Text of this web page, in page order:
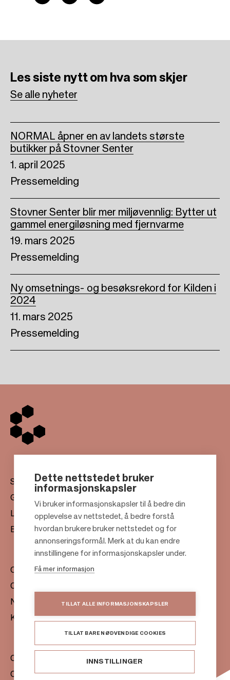
o
o r
d
Les siste nyttom hva som skjer
Se alle nyheter
1. april 2025
Pressemelding
NORMAL åpner en av landets største
butikker på Stovner Senter
19. mars 2025
Pressemelding
Stovner Senter blir mer miljøvennlig: Bytter ut
gammel energiløsning med fjernvarme
11. mars 2025
Pressemelding
Ny omsetnings- og besøksrekord for Kilden i
2024
o
t
Senter
Gavekort
Leiekontakt
Bærekraft
Om oss
Citylife
Nyhetsrom
Kontakter
Citycon Norge
Cookie Policy
Dette nettstedet bruker
informasjonskapsler
Vi bruker informasjonskapsler til å bedre din
opplevelse av nettstedet, å bedre forstå
hvordan brukere bruker nettstedet og for
annonseringsformål. Merk at du kan endre
innstillingene for informasjonskapsler under.
Få mer informasjon
TILLAT ALLE INFORMASJONSKAPSLER
TILLAT BARE NØDVENDIGE COOKIES
INNSTILLINGER